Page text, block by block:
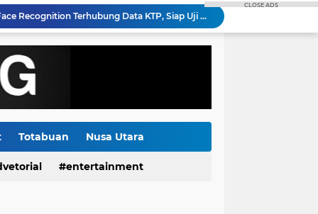
Gubernur Yulius Selvanus Hadiri Gelar Apel Tanggap Bencana di Polda Sulut
Kapolda Sulut Bantah Ada Cawe - cawe Dalam Pemeriksaan Petinggi GMIM, Semua Berdasarkan Laporan Masyarakat
Sulut Berganti dan Dikukuhkan
Kapitu Sudah Sesuai Dan Diawasi APH
Gorontalo Tuntas Terang, PLN Nyalakan Listrik Perdana di Pulau Dudepo, Rasio Desa Berlistrik Provinsi Gorontalo Capai 100 Persen
Totabuan Nusa Utara
entertainment
CLOSE ADS